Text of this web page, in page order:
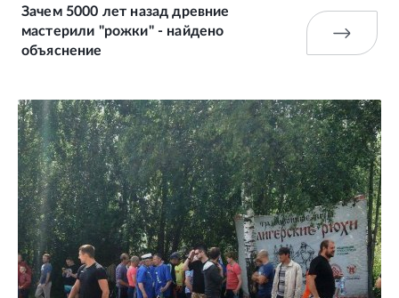
Зачем 5000 лет назад древние
мастерили "рожки" - найдено
объяснение